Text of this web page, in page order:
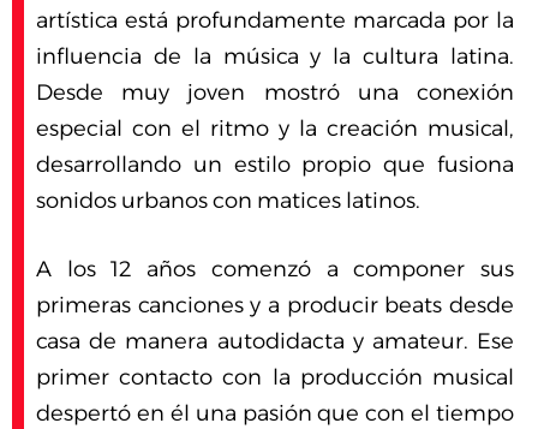
artística está profundamente marcada por la
influencia de la música y la cultura latina.
Desde muy joven mostró una conexión
especial con el ritmo y la creación musical,
desarrollando un estilo propio que fusiona
sonidos urbanos con matices latinos.
A los 12 años comenzó a componer sus
primeras canciones y a producir beats desde
casa de manera autodidacta y amateur. Ese
primer contacto con la producción musical
despertó en él una pasión que con el tiempo